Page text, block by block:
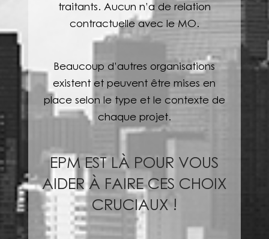
traitants. Aucun n’a de relation
contractuelle avec le MO.
Beaucoup d’autres organisations
existent et peuvent être mises en
place selon le type et le contexte de
chaque projet.
EPM EST LÀ POUR VOUS
AIDER À FAIRE CES CHOIX
CRUCIAUX !